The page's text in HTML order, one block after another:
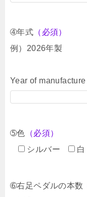
➃年式 （必須）
例）2026年製
Year of manufacture
➄色 （必須）
シルバー
白
➅右足ペダルの本数